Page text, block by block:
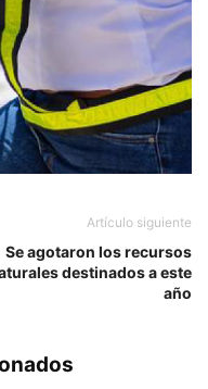
Artículo siguiente
Se agotaron los recursos
destinados a este
año